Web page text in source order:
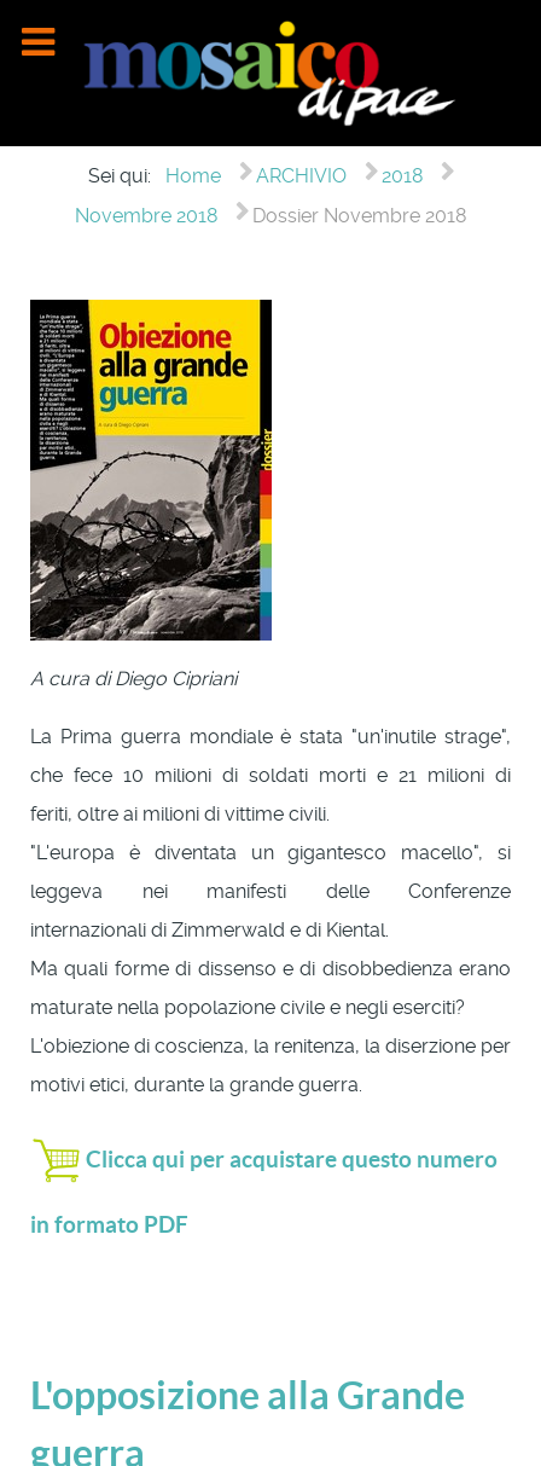
Sei qui: Home ARCHIVIO
2018
Novembre 2018
Dossier Novembre 2018
A cura di Diego Cipriani
La Prima guerra mondiale è stata "un'inutile strage",
che fece 10 milioni di soldati morti e 21 milioni di
feriti, oltre ai milioni di vittime civili.
"L'europa è diventata un gigantesco macello", si
leggeva nei manifesti delle Conferenze
internazionali di Zimmerwald e di Kiental.
Ma quali forme di dissenso e di disobbedienza erano
maturate nella popolazione civile e negli eserciti?
L'obiezione di coscienza, la renitenza, la diserzione per
motivi etici, durante la grande guerra.
Clicca qui per acquistare questo numero
in formato PDF
L'opposizione alla Grande
guerra